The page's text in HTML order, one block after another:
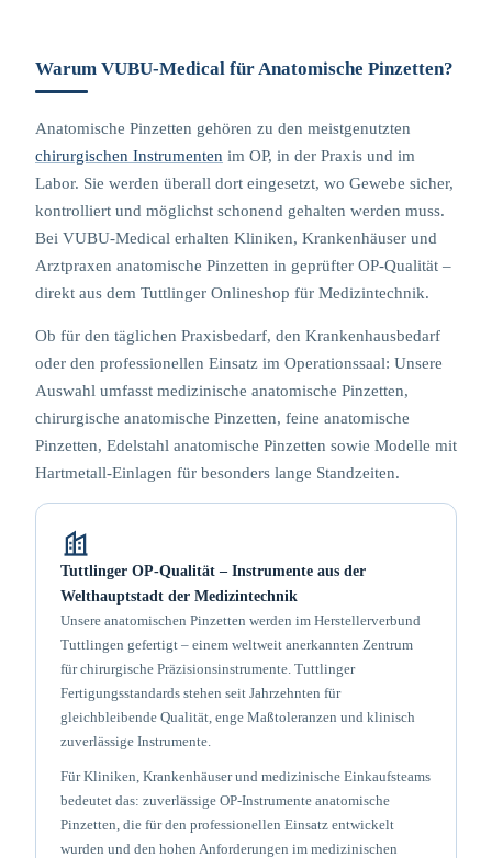
Warum VUBU-Medical für Anatomische Pinzetten?
Anatomische Pinzetten gehören zu den meistgenutzten
chirurgischen Instrumenten im OP, in der Praxis und im
Labor. Sie werden überall dort eingesetzt, wo Gewebe sicher,
kontrolliert und möglichst schonend gehalten werden muss.
Bei VUBU-Medical erhalten Kliniken, Krankenhäuser und
Arztpraxen anatomische Pinzetten in geprüfter OP-Qualität –
direkt aus dem Tuttlinger Onlineshop für Medizintechnik.
Ob für den täglichen Praxisbedarf, den Krankenhausbedarf
oder den professionellen Einsatz im Operationssaal: Unsere
Auswahl umfasst medizinische anatomische Pinzetten,
chirurgische anatomische Pinzetten, feine anatomische
Pinzetten, Edelstahl anatomische Pinzetten sowie Modelle mit
Hartmetall-Einlagen für besonders lange Standzeiten.
Tuttlinger OP-Qualität – Instrumente aus der
Welthauptstadt der Medizintechnik
Unsere anatomischen Pinzetten werden im Herstellerverbund
Tuttlingen gefertigt – einem weltweit anerkannten Zentrum
für chirurgische Präzisionsinstrumente. Tuttlinger
Fertigungsstandards stehen seit Jahrzehnten für
gleichbleibende Qualität, enge Maßtoleranzen und klinisch
zuverlässige Instrumente.
Für Kliniken, Krankenhäuser und medizinische Einkaufsteams
bedeutet das: zuverlässige OP-Instrumente anatomische
Pinzetten, die für den professionellen Einsatz entwickelt
wurden und den hohen Anforderungen im medizinischen